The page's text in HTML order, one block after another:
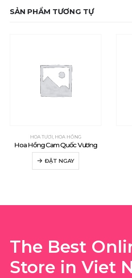
SẢN PHẨM TƯƠNG TỰ
HOA TƯƠI HOA HỒNG
Hoa Hồng Cam Quốc Vương
ĐẶT NGAY
The Best
Store in Viet